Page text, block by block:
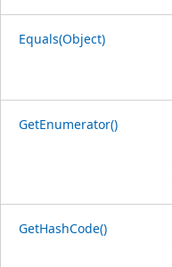
Equals(Object)
GetEnumerator()
GetHashCode()